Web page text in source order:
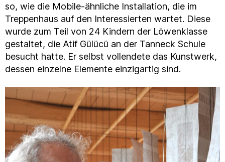
so, wie die Mobile-ähnliche Installation, die im
Treppenhaus auf den Interessierten wartet. Diese
wurde zum Teil von 24 Kindern der Löwenklasse
gestaltet, die Atif Gülücü an der Tanneck Schule
besucht hatte. Er selbst vollendete das Kunstwerk,
dessen einzelne Elemente einzigartig sind.